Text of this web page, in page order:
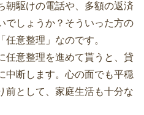
朝駆けの電話や、多額の返済
でしょうか？そういった方の
意整理」なのです。
任意整理を進めて貰うと、貸
中断します。心の面でも平穏
前として、家庭生活も十分な